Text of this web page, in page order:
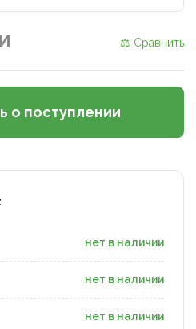
⚖ Сравнить
о поступлении
нет в наличии
нет в наличии
нет в наличии